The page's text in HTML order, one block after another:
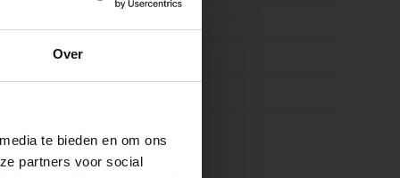
Over
te bieden en om ons
partners voor social